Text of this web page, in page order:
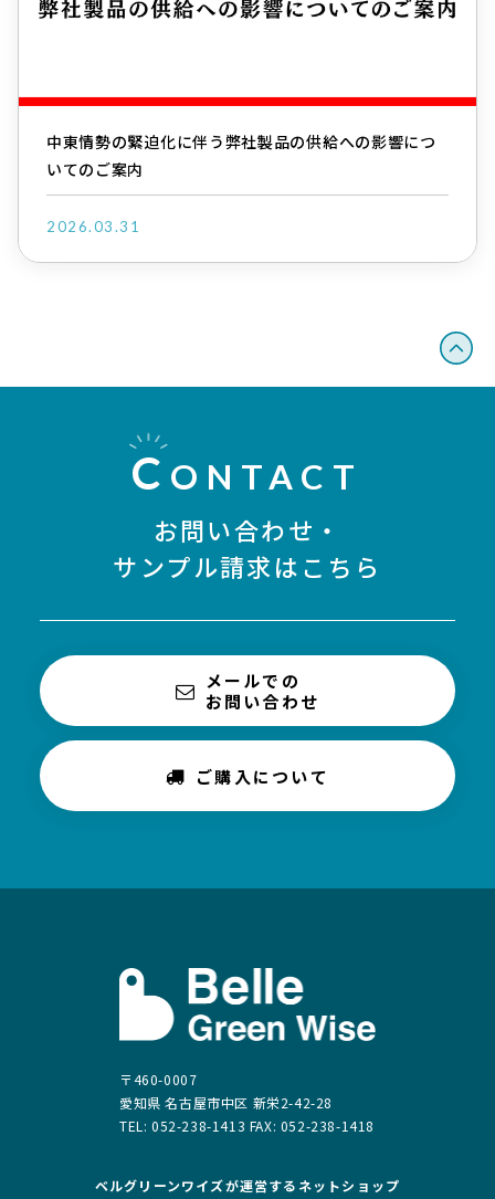
中東情勢の緊迫化に伴う弊社製品の供給への影響につ
いてのご案内
2026.03.31
C ONTACT
お問い合わせ・
サンプル請求はこちら
メールでの
お問い合わせ
ご購入について
〒460-0007
愛知県 名古屋市中区 新栄2-42-28
TEL: 052-238-1413 FAX: 052-238-1418
ベルグリーンワイズが運営する ネットショップ